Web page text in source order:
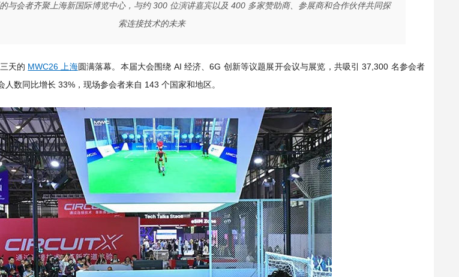
与会者齐聚上海新国际博览中心，与约 300 位演讲嘉宾以及 400 多家赞助商、参展商和合作伙伴共同探
索连接技术的未来
天的 MWC26 上海圆满落幕。本届大会围绕 AI 经济、6G 创新等议题展开会议与展览，共吸引 37,300 名参会者
数同比增长 33%，现场参会者来自 143 个国家和地区。